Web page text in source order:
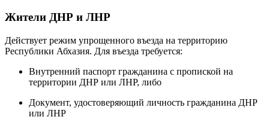
Жители ДНР и ЛНР
Действует режим упрощенного въезда на территорию
Республики Абхазия. Для въезда требуется:
Внутренний паспорт гражданина с пропиской на
территории ДНР или ЛНР, либо
Документ, удостоверяющий личность гражданина ДНР
или ЛНР